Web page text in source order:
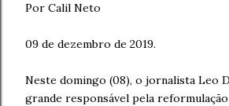
Por Calil Neto
09 de dezembro de 2019.
Neste domingo (08), o jornalista Leo
grande responsável pela reformulação